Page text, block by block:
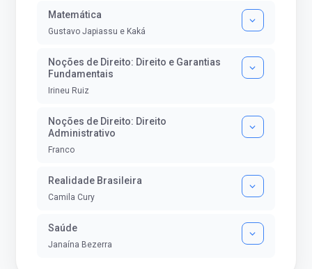
Matemática
Gustavo Japiassu e Kaká
Noções de Direito: Direito e Garantias
Fundamentais
Irineu Ruiz
Noções de Direito: Direito
Administrativo
Franco
Realidade Brasileira
Camila Cury
Saúde
Janaína Bezerra